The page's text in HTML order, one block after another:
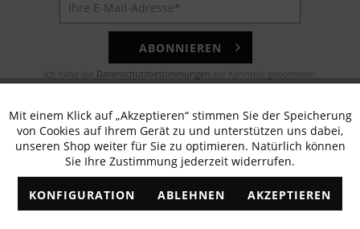
ABONNIEREN
Ich habe die Datenschutzbestimmungen zur Kenntnis genommen.
E-MAIL
Noch Fragen? Unser Kundenservice hilft Ihnen gerne!
Schreiben Sie eine Nachricht an:
Funktionale Aktiv
Marketing Inaktiv
Tracking Inaktiv
Mit einem Klick auf „Akzeptieren“ stimmen Sie der Speicherung
von Cookies auf Ihrem Gerät zu und unterstützen uns dabei,
unseren Shop weiter für Sie zu optimieren. Natürlich können
Sie Ihre Zustimmung jederzeit widerrufen.
KONFIGURATION ABLEHNEN AKZEPTIEREN